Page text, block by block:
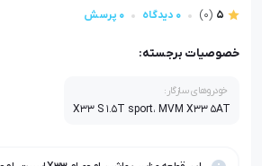
5
(0) 0 دیدگاه 0 پرسش
خصوصیات برجسته:
خودروهای سازگار:
X33 S 1.5T sport، MVM X33 5AT